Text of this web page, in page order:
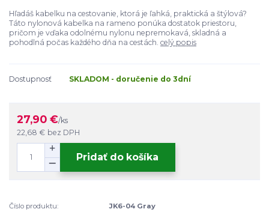
Hľadáš kabelku na cestovanie, ktorá je ľahká, praktická a štýlová?
Táto nylonová kabelka na rameno ponúka dostatok priestoru,
pričom je vďaka odolnému nylonu nepremokavá, skladná a
pohodlná počas každého dňa na cestách. celý popis
Dostupnosť SKLADOM - doručenie do 3dní
27,90 €/ks
22,68 € bez DPH
Pridať do košíka
Číslo produktu:
JK6-04 Gray